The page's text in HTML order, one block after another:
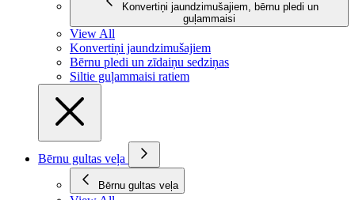
Konvertiņi jaundzimušajiem, bērnu pledi un
guļammaisi
View All
Konvertiņi jaundzimušajiem
Bērnu pledi un zīdaiņu sedziņas
Siltie guļammaisi ratiem
Bērnu gultas veļa
Bērnu gultas veļa